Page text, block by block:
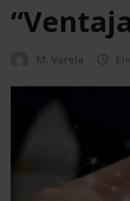
M. Varela